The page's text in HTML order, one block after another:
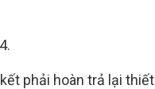
phải hoàn trả lại thiết